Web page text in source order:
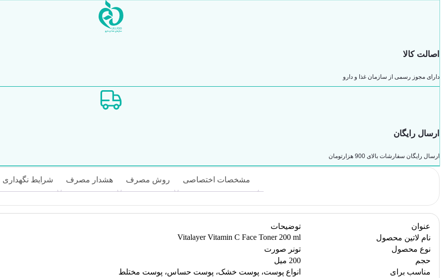
اصالت کالا
دارای مجوز رسمی از سازمان غذا و دارو
ارسال رایگان
ارسال رایگان سفارشات بالای 900 هزارتومان
مشخصات اختصاصی روش مصرف هشدار مصرف شرایط نگهداری
عنوان
توضیحات
نام لاتین محصول
Vitalayer Vitamin C Face Toner 200 ml
نوع محصول
تونر صورت
حجم
200 میل
مناسب برای
انواع پوست، پوست خشک، پوست حساس، پوست مختلط